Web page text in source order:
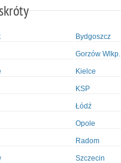
Bydgoszcz
Gorzów Wlkp.
Kielce
KSP
Łódź
Opole
Radom
Szczecin